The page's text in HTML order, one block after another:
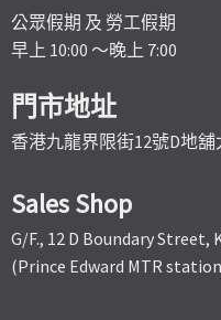
公眾假期 及 勞工假期
早上 10:00 ～晚上 7:00
門市地址
香港九龍界限街12號D地舖
Sales Shop
G/F., 12 D Boundary
(Prince Edward MTR